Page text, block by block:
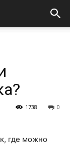
0
1738
где можно